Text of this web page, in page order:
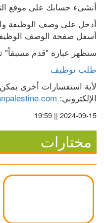
أنشىء حسابك على موقع
أسفل صفحة الوصف
ستظهر عبارة "قدم مسبقاً"
طلب توظيف
الإلكتروني:
2024-09-15 || 19:59
مختارات